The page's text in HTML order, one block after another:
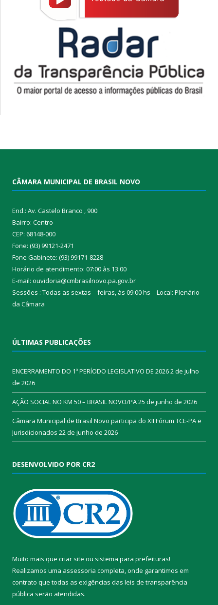
CÂMARA MUNICIPAL DE BRASIL NOVO
End.: Av. Castelo Branco , 900
Bairro: Centro
CEP: 68148-000
Fone: (93) 99121-2471
Fone Gabinete: (93) 99171-8228
Horário de atendimento: 07:00 às 13:00
E-mail: ouvidoria@cmbrasilnovo.pa.gov.br
Sessões : Todas as sextas – feiras, às 09:00 hs – Local: Plenário
da Câmara​
ÚLTIMAS PUBLICAÇÕES
ENCERRAMENTO DO 1º PERÍODO LEGISLATIVO DE 20262 de julho
de 2026
AÇÃO SOCIAL NO KM 50 – BRASIL NOVO/PA25 de junho de 2026
Câmara Municipal de Brasil Novo participa do XII Fórum TCE-PA e
Jurisdicionados 22 de junho de 2026
DESENVOLVIDO POR CR2
Muito mais que criar site ou sistema para prefeituras!
Realizamos uma assessoria completa, onde garantimos em
contrato que todas as exigências das leis de transparência
pública serão atendidas.